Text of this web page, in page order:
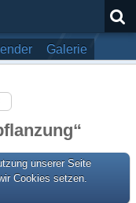
Galerie
unserer Seite
Cookies setzen.